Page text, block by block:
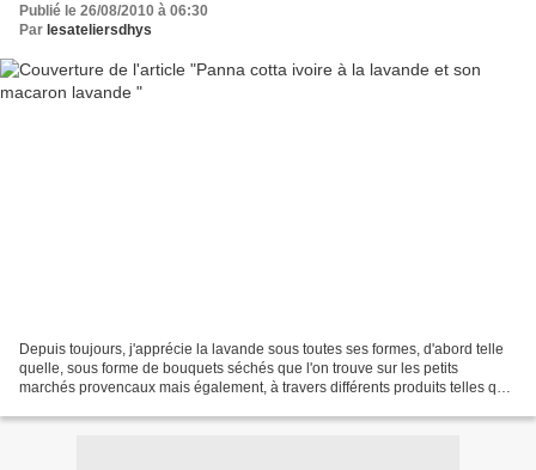
Publié le 26/08/2010 à 06:30
Par lesateliersdhys
Depuis toujours, j'apprécie la lavande sous toutes ses formes, d'abord telle
quelle, sous forme de bouquets séchés que l'on trouve sur les petits
marchés provencaux mais également, à travers différents produits telles que